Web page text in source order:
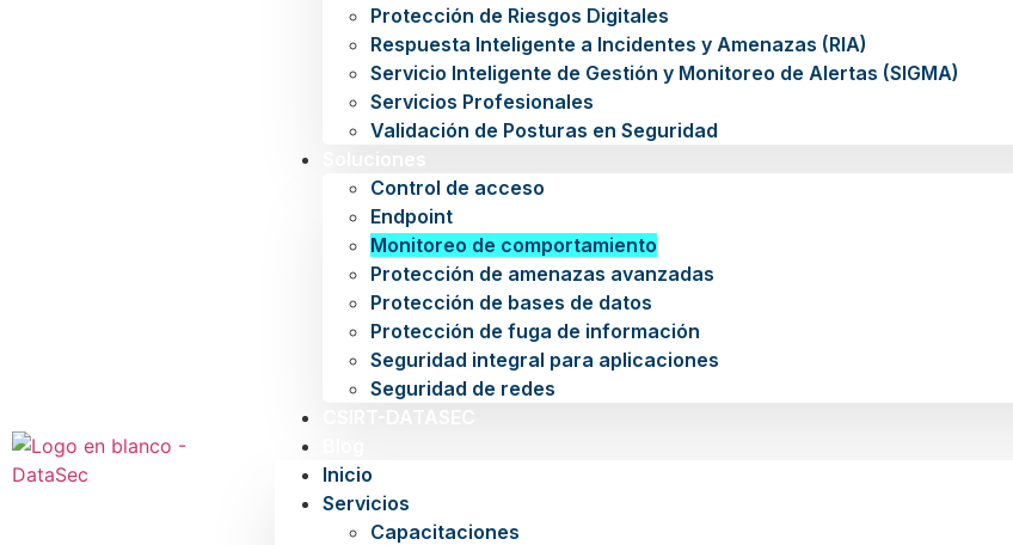
Protección de Riesgos Digitales
Respuesta Inteligente a Incidentes y Amenazas (RIA)
Servicio Inteligente de Gestión y Monitoreo de Alertas (SIGMA)
Servicios Profesionales
Validación de Posturas en Seguridad
Control de acceso
Endpoint
Monitoreo de comportamiento
Protección de amenazas avanzadas
Protección de bases de datos
Protección de fuga de información
Seguridad integral para aplicaciones
Seguridad de redes
Inicio
Servicios
Capacitaciones